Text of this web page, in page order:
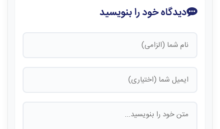
دیدگاه خود را بنویسید